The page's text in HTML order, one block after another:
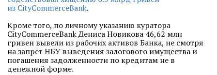
из CityCommerceBank.
Кроме того, по личному указанию куратора
CityCommerceBank Дениса Новикова 46,62 млн
гривен вывели из рабочих активов Банка, не смотря
на запрет НБУ выведения залогового имущества и
погашения задолженности по кредитам не в
денежной форме.